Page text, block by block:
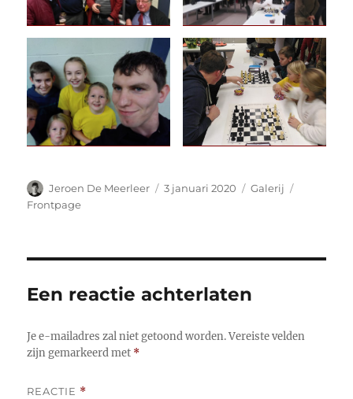
Auteur
Jeroen De Meerleer
Gepubliceerd
3 januari 2020 Formaat
Galerij
Frontpage
Een reactie achterlaten
Je e-mailadres zal niet getoond worden. Vereiste velden
zijn gemarkeerd met *
REACTIE *